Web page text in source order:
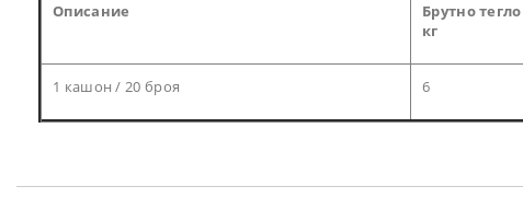
Описание
Брутно тегло
кг
1 кашон / 20 броя 6